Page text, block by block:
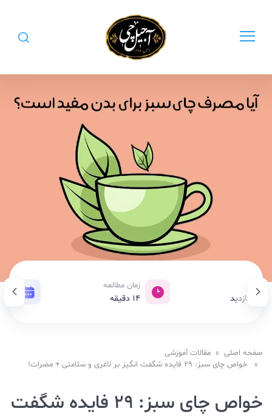
بازدید
زمان مطالعه
14 دقیقه
صفحه اصلی » مقالات آموزشی
» خواص چای سبز: 29 فایده شگفت انگیز بر لاغری و سلامتی + مضرات!
خواص چای سبز: 29 فایده شگفت